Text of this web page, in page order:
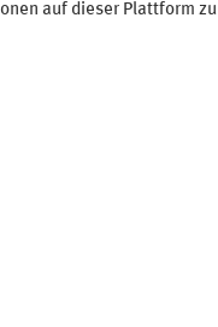
auf dieser Plattform zu